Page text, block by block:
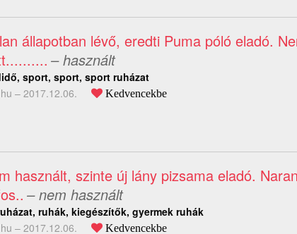
állapotban lévő, eredti Puma póló eladó.
– használt
sport, sport, sport ruházat
– 2017.12.06. Kedvencekbe
használt, szinte új lány pizsama eladó.
– nem használt
ruhák, kiegészítők, gyermek ruhák
– 2017.12.06. Kedvencekbe